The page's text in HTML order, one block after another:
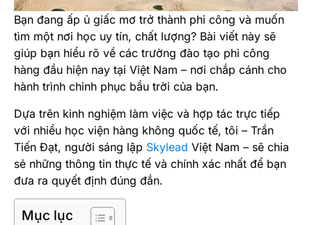
Bạn đang ấp ủ giấc mơ trở thành phi công và muốn
tìm một nơi học uy tín, chất lượng? Bài viết này sẽ
giúp bạn hiểu rõ về các trường đào tạo phi công
hàng đầu hiện nay tại Việt Nam – nơi chắp cánh cho
hành trình chinh phục bầu trời của bạn.
Dựa trên kinh nghiệm làm việc và hợp tác trực tiếp
với nhiều học viện hàng không quốc tế, tôi – Trần
Tiến Đạt, người sáng lập Skylead Việt Nam – sẽ chia
sẻ những thông tin thực tế và chính xác nhất để bạn
đưa ra quyết định đúng đắn.
Mục lục